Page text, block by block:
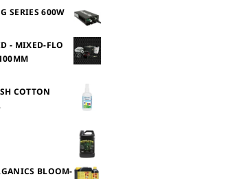
SERIES 600W
- MIXED-FLO
COTTON
BLOOM-